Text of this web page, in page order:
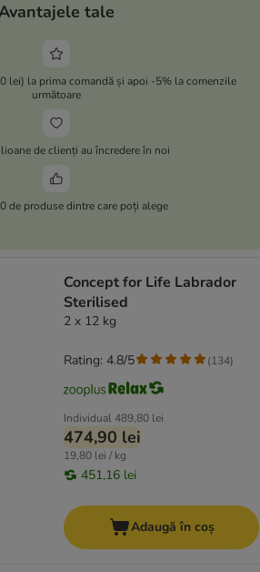
tale
lei) la prima comandă și apoi -5% la comenzile
următoare
de clienți au încredere în noi
de produse dintre care poți alege
Concept for Life Labrador
Sterilised
2 x 12 kg
Individual489,80 lei
474,90 lei
19,80 lei / kg
451,16 lei
Rating: 4.8/5 (134)
Adaugă în coș